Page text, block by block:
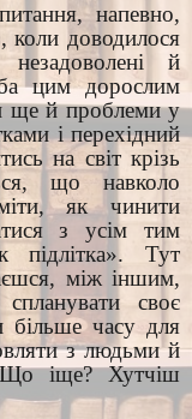
напевно,
коли доводилося
незадоволені й
цим дорослим
ще й проблеми у
і перехідний
на світ крізь
що навколо
як чинити
з усім тим
підлітка». Тут
між іншим,
своє
більше часу для
з людьми й
Що іще? Хутчіш